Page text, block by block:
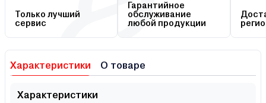
Только лучший
сервис
Гарантийное
обслуживание
любой продукции
Характеристики О товаре
Характеристики